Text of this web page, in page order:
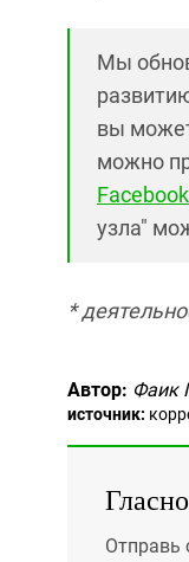
Мы
вы
можно
Facebook
узла"
*
Автор: Фаик
источник:
Отправь